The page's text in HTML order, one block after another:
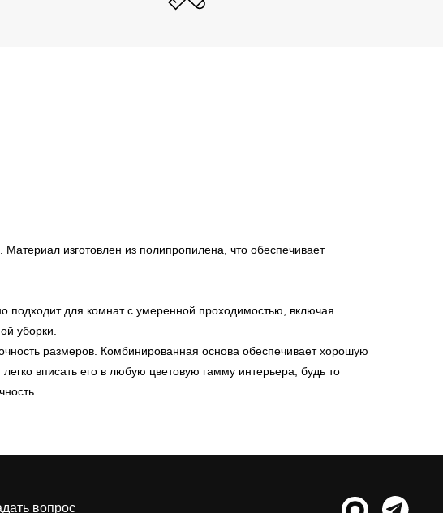
изготовлен из полипропилена, что обеспечивает
подходит для комнат с умеренной проходимостью, включая
уборки.
размеров. Комбинированная основа обеспечивает хорошую
вписать его в любую цветовую гамму интерьера, будь то
вопрос
Каталог